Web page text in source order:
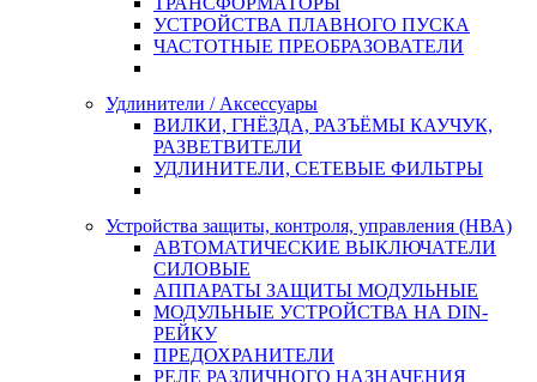
УСТРОЙСТВА ПЛАВНОГО ПУСКА
ЧАСТОТНЫЕ ПРЕОБРАЗОВАТЕЛИ
Удлинители / Аксессуары
ВИЛКИ, ГНЁЗДА, РАЗЪЁМЫ КАУЧУК,
РАЗВЕТВИТЕЛИ
УДЛИНИТЕЛИ, СЕТЕВЫЕ ФИЛЬТРЫ
Устройства защиты, контроля, управления (НВА)
АВТОМАТИЧЕСКИЕ ВЫКЛЮЧАТЕЛИ
СИЛОВЫЕ
АППАРАТЫ ЗАЩИТЫ МОДУЛЬНЫЕ
МОДУЛЬНЫЕ УСТРОЙСТВА НА DIN-
РЕЙКУ
ПРЕДОХРАНИТЕЛИ
РЕЛЕ РАЗЛИЧНОГО НАЗНАЧЕНИЯ